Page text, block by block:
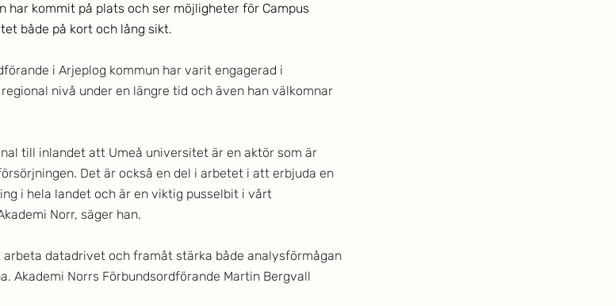
har kommit på plats och ser möjligheter för Campus
både på kort och lång sikt.
i Arjeplog kommun har varit engagerad i
nivå under en längre tid och även han välkomnar
till inlandet att Umeå universitet är en aktör som är
Det är också en del i arbetet i att erbjuda en
i hela landet och är en viktig pusselbit i vårt
Norr, säger han.
datadrivet och framåt stärka både analysförmågan
Akademi Norrs Förbundsordförande Martin Bergvall